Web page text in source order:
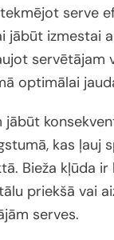
serve
jābūt izmestai
servētājam
optimālai
jābūt
kas ļauj
Bieža kļūda ir
priekšā vai
serves.